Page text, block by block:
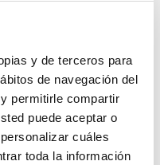
y de terceros para
de navegación del
permitirle compartir
puede aceptar o
cuáles
toda la información
garantizan
energía
energía renovable,
están lo
para proporcionar